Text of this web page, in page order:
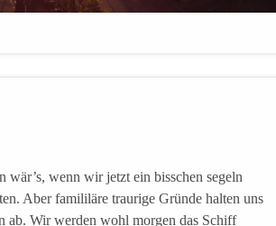
wär’s, wenn wir jetzt ein bisschen segeln
Aber famililäre traurige Gründe halten uns
ab. Wir werden wohl morgen das Schiff